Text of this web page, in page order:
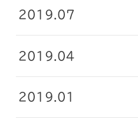
2019.07
2019.04
2019.01